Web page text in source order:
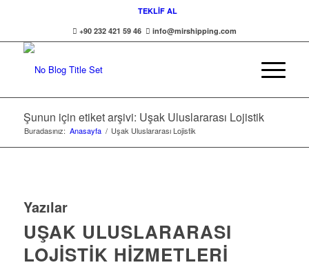
TEKLİF AL
+90 232 421 59 46
info@mirshipping.com
Şunun için etiket arşivi: Uşak Uluslararası Lojistik
Buradasınız: Anasayfa / Uşak Uluslararası Lojistik
Yazılar
UŞAK ULUSLARARASI
LOJISTIK HIZMETLERI